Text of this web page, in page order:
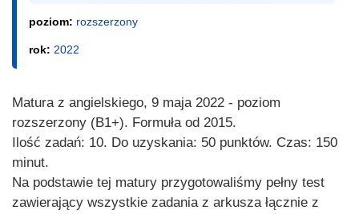
poziom: rozszerzony
rok: 2022
Matura z angielskiego, 9 maja 2022 - poziom
rozszerzony (B1+). Formuła od 2015.
Ilość zadań: 10. Do uzyskania: 50 punktów. Czas: 150
minut.
Na podstawie tej matury przygotowaliśmy pełny test
zawierający wszystkie zadania z arkusza łącznie z